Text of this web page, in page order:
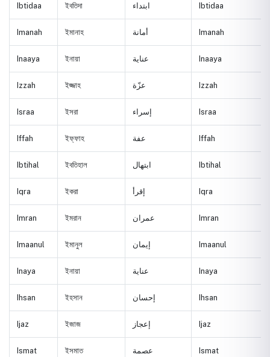
Ibtidaa ইবতিদা ابتداء Ibtidaa
Imanah ইমানাহ أمانة Imanah
Inaaya ইনায়া عناية Inaaya
Izzah ইজ্জাহ عزّة Izzah
Israa ইসরা إسراء Israa
Iffah ইফ্ফাহ عفة Iffah
Ibtihal ইবতিহাল ابتهال Ibtihal
Iqra ইকরা إقرأ Iqra
Imran ইমরান عمران Imran
Imaanul ইমানুল إيمان Imaanul
Inaya ইনায়া عناية Inaya
Ihsan ইহসান إحسان Ihsan
Ijaz ইজাজ إعجاز Ijaz
Ismat ইসমাত عصمة Ismat